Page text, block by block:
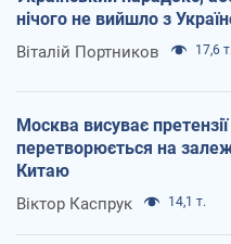
нічого не вийшло з
Віталій Портников 17,6 т.
Москва висуває
перетворюється на
Китаю
Віктор Каспрук 14,1 т.